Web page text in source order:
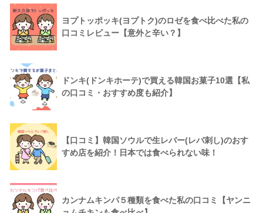
ヨプトッポッキ(ヨプトク)のロゼを食べ比べた私の
口コミレビュー【意外と辛い？】
ドンキ(ドンキホーテ)で買える韓国お菓子10選【私
の口コミ・おすすめ度も紹介】
【口コミ】韓国ソウルで生レバー(レバ刺し)のおす
すめ店を紹介！日本では食べられない味！
カンナムキンパ５種類を食べた私の口コミ【ヤンニ